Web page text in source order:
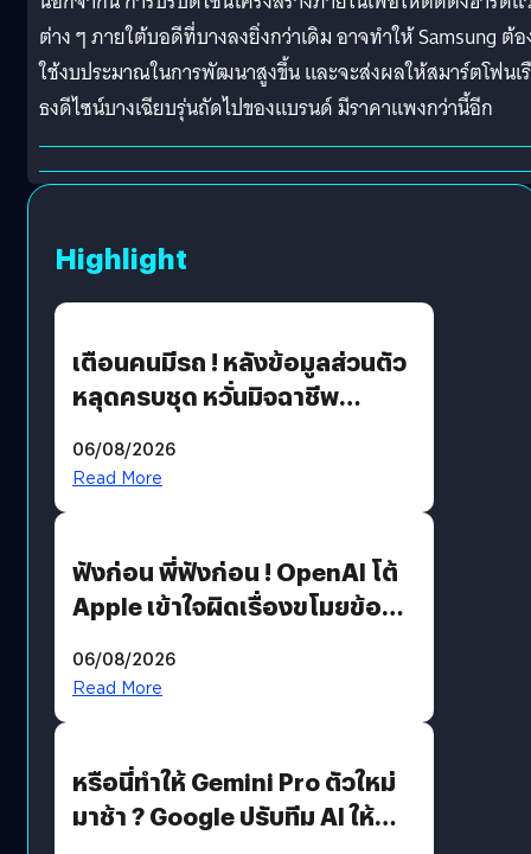
ต่าง ๆ ภายใต้บอดีที่บางลงยิ่งกว่าเดิม อาจทำให้ Samsung ต้อ
ใช้งบประมาณในการพัฒนาสูงขึ้น และจะส่งผลให้สมาร์ตโฟนเ
ธงดีไซน์บางเฉียบรุ่นถัดไปของแบรนด์ มีราคาแพงกว่านี้อีก
Highlight
เตือนคนมีรถ ! หลังข้อมูลส่วนตัว
หลุดครบชุด หวั่นมิจฉาชีพ
รหัสผ่านหลุด ไม่ใช่แฮกเกอร์
06/08/2026
Read More
ฟังก่อน พี่ฟังก่อน ! OpenAI โต้
Apple เข้าใจผิดเรื่องขโมยข้อมูล
06/08/2026
Read More
หรือนี่ทำให้ Gemini Pro ตัวใหม่
มาช้า ? Google ปรับทีม AI ให้